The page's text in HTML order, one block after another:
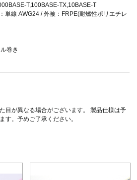
T,100BASE-TX,10BASE-T
単線 AWG24 / 外被：FRPE(耐燃性ポリエチレ
巻き
目が異なる場合がございます。 製品仕様は予
す。予めご了承ください。